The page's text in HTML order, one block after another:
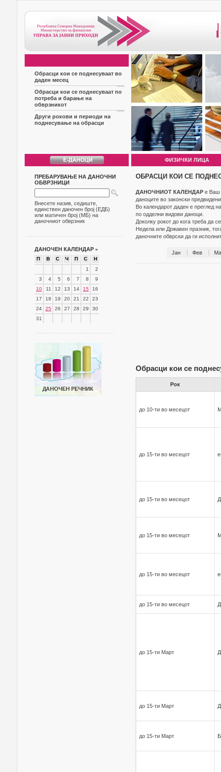
Обрасци кои се поднесуваат во
даден месец
Обрасци кои се поднесуваат по
потреба и барање на
обврзникот
Други рокови и периоди на
поднесување на обрасци
ФИЗИЧКИ ЛИЦА
ПРЕБАРУВАЊЕ НА ДАНОЧНИ
ОБВРЗНИЦИ
Внесете назив, седиште,
единствен даночен број (ЕДБ)
или матичен број (МБ) на
даночниот обврзник
ДАНОЧЕН КАЛЕНДАР »
П В С Ч П С
Н
1
2
3
4 5 6 7 8
9
10
11 12 13 14 15
16
17
18 19 20 21 22
23
24
25 26 27 28 29
30
31
ОБРАСЦИ КОИ СЕ
ДАНОЧНИОТ КАЛЕНДАР е Ваш
даноците во законски
Во календарот даден е преглед
по одделни видови даноци.
Доколку рокот до кога треба да
Недела или Државен празник,
даночните обврски да ги
Јан Фев
Обрасци кои се
Рок
до 10-ти во месецот
до 15-ти во месецот
до 15-ти во месецот
до 15-ти во месецот
до 15-ти во месецот
до 15-ти во месецот
до 15-ти Март
до 15-ти Март
до 15-ти Март Б